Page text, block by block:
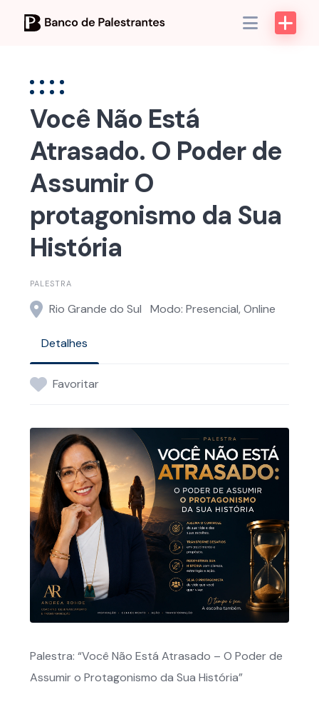
Você Não Está
Atrasado. O Poder de
Assumir O
protagonismo da Sua
História
PALESTRA
Rio Grande do Sul Modo: Presencial, Online
Detalhes
Favoritar
Palestra: “Você Não Está Atrasado – O Poder de
Assumir o Protagonismo da Sua História”